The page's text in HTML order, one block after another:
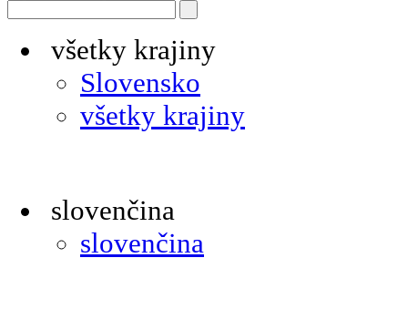
všetky krajiny
Slovensko
všetky krajiny
slovenčina
slovenčina